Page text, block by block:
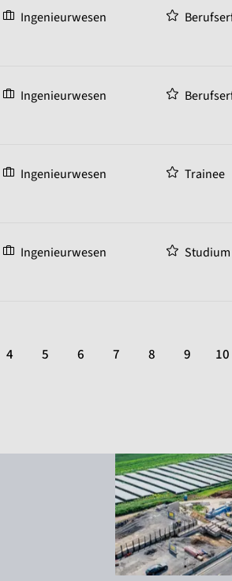
Ingenieurwesen
Ingenieurwesen
Ingenieurwesen Trainee
Ingenieurwesen Studium
4 5 6 7 8 9 10